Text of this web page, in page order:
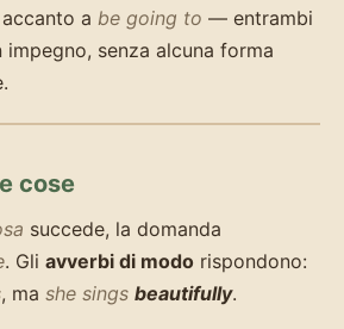
a be going to — entrambi
impegno, senza alcuna forma
cose
succede, la domanda
. Gli avverbi di modo rispondono:
, ma she sings beautifully.